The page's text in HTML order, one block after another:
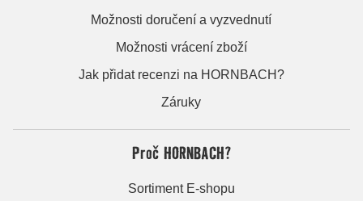
Možnosti doručení a vyzvednutí
Možnosti vrácení zboží
Jak přidat recenzi na HORNBACH?
Záruky
Proč HORNBACH?
Sortiment E-shopu